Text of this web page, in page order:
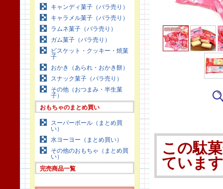
キャンディ菓子（バラ売り）
キャラメル菓子（バラ売り）
ラムネ菓子（バラ売り）
ガム菓子（バラ売り）
ビスケット・クッキー・焼菓
子
おかき（あられ・おかき餅）
スナック菓子（バラ売り）
その他（おつまみ・半生菓
子）
おもちゃのまとめ買い
スーパーボール（まとめ買
い）
水ヨーヨー（まとめ買い）
その他のおもちゃ（まとめ買
い）
完売商品一覧
この駄
ていま